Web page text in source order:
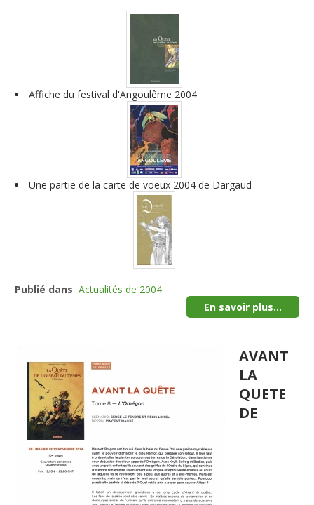
Affiche du festival d'Angoulême 2004
Une partie de la carte de voeux 2004 de Dargaud
Publié dans Actualités de 2004
En savoir plus...
AVANT
LA
QUETE
DE